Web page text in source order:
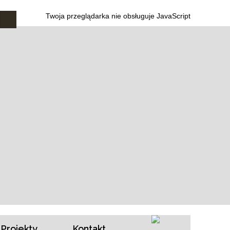
Twoja przeglądarka nie obsługuje JavaScript